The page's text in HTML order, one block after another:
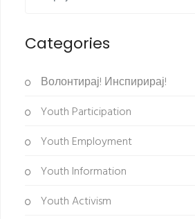
Categories
Волонтирај! Инспирирај!
Youth Participation
Youth Employment
Youth Information
Youth Activism